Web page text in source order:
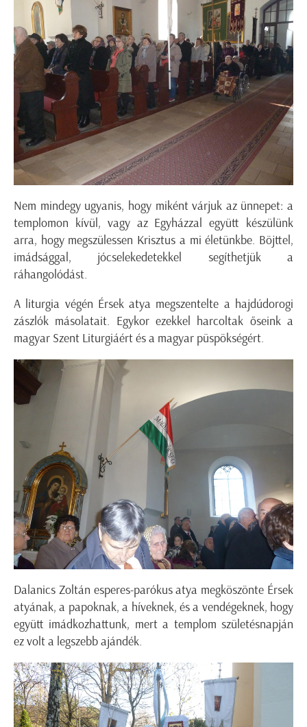
Nem mindegy ugyanis, hogy miként várjuk az ünnepet: a
templomon kívül, vagy az Egyházzal együtt készülünk
arra, hogy megszülessen Krisztus a mi életünkbe. Böjttel,
imádsággal, jócselekedetekkel segíthetjük a
ráhangolódást.
A liturgia végén Érsek atya megszentelte a hajdúdorogi
zászlók másolatait. Egykor ezekkel harcoltak őseink a
magyar Szent Liturgiáért és a magyar püspökségért.
Dalanics Zoltán esperes-parókus atya megköszönte Érsek
atyának, a papoknak, a híveknek, és a vendégeknek, hogy
együtt imádkozhattunk, mert a templom születésnapján
ez volt a legszebb ajándék.